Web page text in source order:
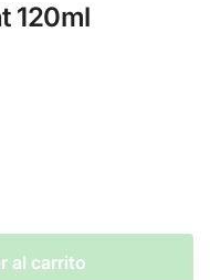
120ml
al carrito